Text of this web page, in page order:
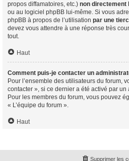
propos diffamatoires, etc.) non directement
ou au logiciel phpBB lui-même. Si vous
phpBB à propos de l’utilisation par une
devez vous attendre à une réponse très
tout.
Haut
Comment puis-je contacter un
Pour l’ensemble des utilisateurs du forum,
contacter », si ce dernier a été activé par un
Pour les membres du forum, vous pouvez
« L’équipe du forum ».
Haut
Supprimer les